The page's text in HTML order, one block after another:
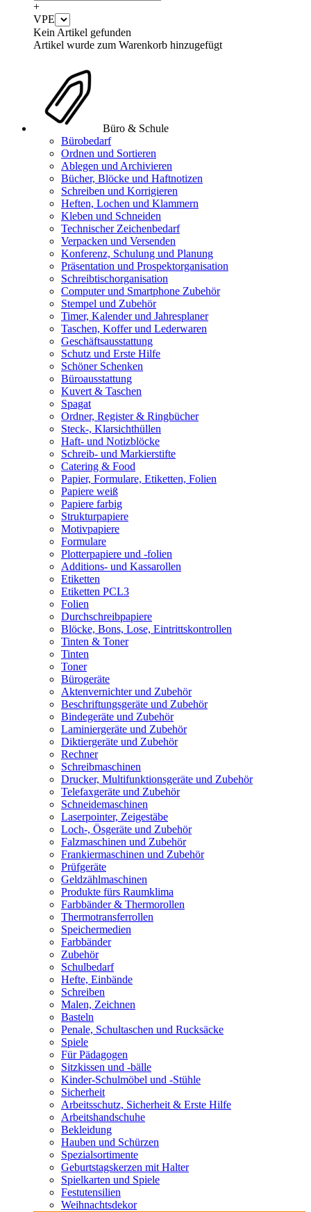
+
VPE
Kein Artikel gefunden
Artikel wurde zum Warenkorb hinzugefügt
Büro & Schule
Bürobedarf
Ordnen und Sortieren
Ablegen und Archivieren
Bücher, Blöcke und Haftnotizen
Schreiben und Korrigieren
Heften, Lochen und Klammern
Kleben und Schneiden
Technischer Zeichenbedarf
Verpacken und Versenden
Konferenz, Schulung und Planung
Präsentation und Prospektorganisation
Schreibtischorganisation
Computer und Smartphone Zubehör
Stempel und Zubehör
Timer, Kalender und Jahresplaner
Taschen, Koffer und Lederwaren
Geschäftsausstattung
Schutz und Erste Hilfe
Schöner Schenken
Büroausstattung
Kuvert & Taschen
Spagat
Ordner, Register & Ringbücher
Steck-, Klarsichthüllen
Haft- und Notizblöcke
Schreib- und Markierstifte
Catering & Food
Papier, Formulare, Etiketten, Folien
Papiere weiß
Papiere farbig
Strukturpapiere
Motivpapiere
Formulare
Plotterpapiere und -folien
Additions- und Kassarollen
Etiketten
Etiketten PCL3
Folien
Durchschreibpapiere
Blöcke, Bons, Lose, Eintrittskontrollen
Tinten & Toner
Tinten
Toner
Bürogeräte
Aktenvernichter und Zubehör
Beschriftungsgeräte und Zubehör
Bindegeräte und Zubehör
Laminiergeräte und Zubehör
Diktiergeräte und Zubehör
Rechner
Schreibmaschinen
Drucker, Multifunktionsgeräte und Zubehör
Telefaxgeräte und Zubehör
Schneidemaschinen
Laserpointer, Zeigestäbe
Loch-, Ösgeräte und Zubehör
Falzmaschinen und Zubehör
Frankiermaschinen und Zubehör
Prüfgeräte
Geldzählmaschinen
Produkte fürs Raumklima
Farbbänder & Thermorollen
Thermotransferrollen
Speichermedien
Farbbänder
Zubehör
Schulbedarf
Hefte, Einbände
Schreiben
Malen, Zeichnen
Basteln
Penale, Schultaschen und Rucksäcke
Spiele
Für Pädagogen
Sitzkissen und -bälle
Kinder-Schulmöbel und -Stühle
Sicherheit
Arbeitsschutz, Sicherheit & Erste Hilfe
Arbeitshandschuhe
Bekleidung
Hauben und Schürzen
Spezialsortimente
Geburtstagskerzen mit Halter
Spielkarten und Spiele
Festutensilien
Weihnachtsdekor